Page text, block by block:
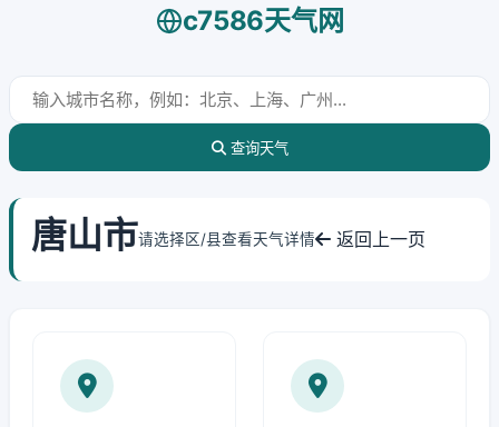
c7586天气网
查询天气
唐山市请选择区/县查看天气详情 返回上一页